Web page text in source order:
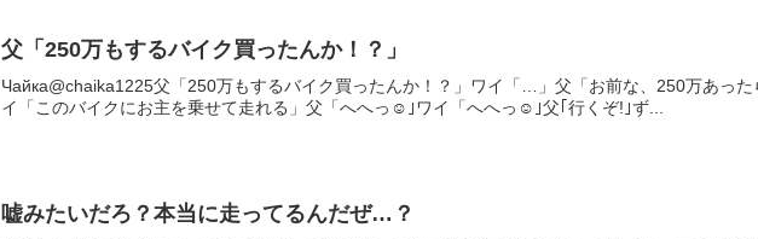
父「250万もするバイク買ったんか！？」
Чайка@chaika1225父「250万もするバイク買ったんか！？」ワイ「…」父「お前な、250万あっ
イ「このバイクにお主を乗せて走れる」父「へへっ☺｣ワイ「へへっ☺｣父｢行くぞ!｣ず...
嘘みたいだろ？本当に走ってるんだぜ…？